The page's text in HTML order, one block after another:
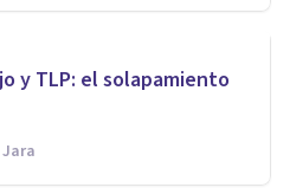
y TLP: el solapamiento